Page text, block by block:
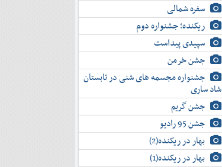
سفره شمالی
ریکنده؛ جشنواره دوم
سپیدی پیداست
جشن خرمن
جشنواره مجسمه های شنی در تابستان
شاد ساری
جشن گریم
جشن 95 رادیو
بهار در ریکنده(2)
بهار در ریکنده(1)